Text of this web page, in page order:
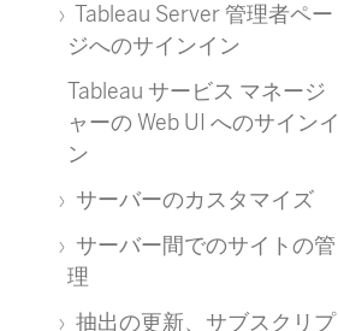
Tableau Server 管理者ペー
ジへのサインイン
Tableau サービス マネージ
ャーの Web UI へのサインイ
ン
サーバーのカスタマイズ
サーバー間でのサイトの管
理
抽出の更新、サブスクリプ